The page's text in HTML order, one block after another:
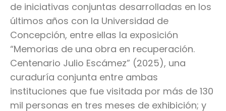
de iniciativas conjuntas desarrolladas en los
últimos años con la Universidad de
Concepción, entre ellas la exposición
“Memorias de una obra en recuperación.
Centenario Julio Escámez” (2025), una
curaduría conjunta entre ambas
instituciones que fue visitada por más de 130
mil personas en tres meses de exhibición; y